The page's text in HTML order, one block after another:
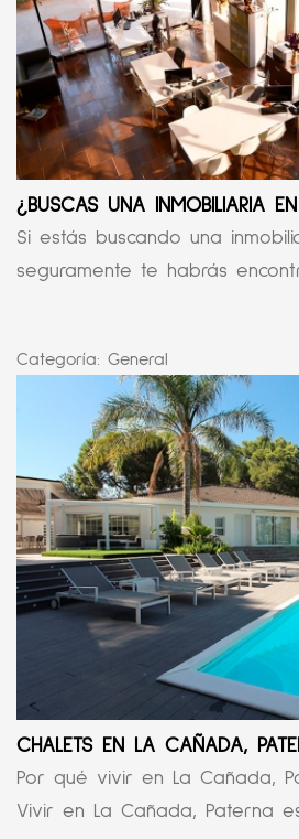
¿BUSCAS UNA INMOBILIARIA
Si estás buscando una
seguramente te habrás
Categoría: General
CHALETS EN LA CAÑADA,
Por qué vivir en La Cañada,
Vivir en La Cañada, Paterna